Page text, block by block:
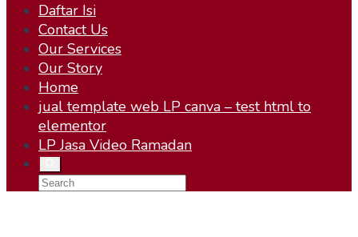
Daftar Isi
Contact Us
Our Services
Our Story
Home
jual template web LP canva – test html to
elementor
LP Jasa Video Ramadan